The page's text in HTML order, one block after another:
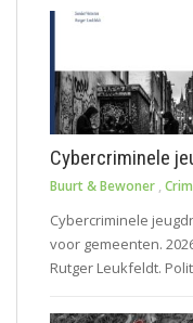
Cybercriminele
Buurt & Bewoner ,
Cybercriminele
voor gemeenten.
Rutger Leukfeldt.